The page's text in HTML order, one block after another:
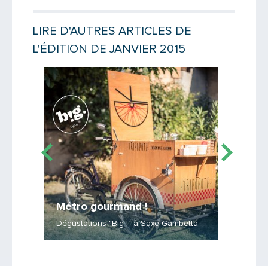
Message
LIRE D'AUTRES ARTICLES DE
L'ÉDITION DE JANVIER 2015
Lire la suite
Métro gourmand !
Dégustations "Big !" à Saxe Gambetta